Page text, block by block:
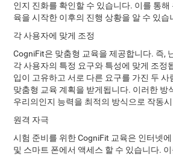
인지 진화를 확인할 수 있습니다. 이를 통해
육을 시작한 이후의 진행 상황을 알 수 있습
각 사용자에 맞게 조정
CogniFit은 맞춤형 교육을 제공합니다. 즉,
각 사용자의 특정 요구와 특성에 맞게 조정
입이 고유하고 서로 다른 요구를 가진 두 사
맞춤형 교육 계획을 받게됩니다. 이러한 방
우리의인지 능력을 최적의 방식으로 작동
원격 자극
시험 준비를 위한 CogniFit 교육은 인터넷
및 스마트 폰에서 액세스 할 수 있습니다.